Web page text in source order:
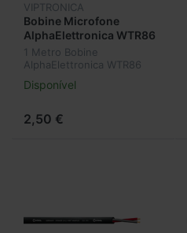
VIPTRONICA
Bobine Microfone
AlphaElettronica WTR86
(1mt.)
1 Metro Bobine
AlphaElettronica WTR86
Disponível
2,50 €